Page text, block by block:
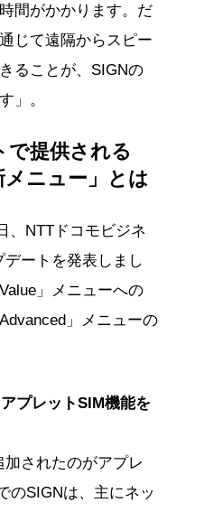
間がかかります。だ
じて遠隔からスピー
ることが、SIGNの
」。
で提供される
メニュー」とは
、NTTドコモビジネ
ートを発表しまし
」メニューへの
」メニューの
プレットSIM機能を
加されたのがアプレ
のSIGNは、主にネッ